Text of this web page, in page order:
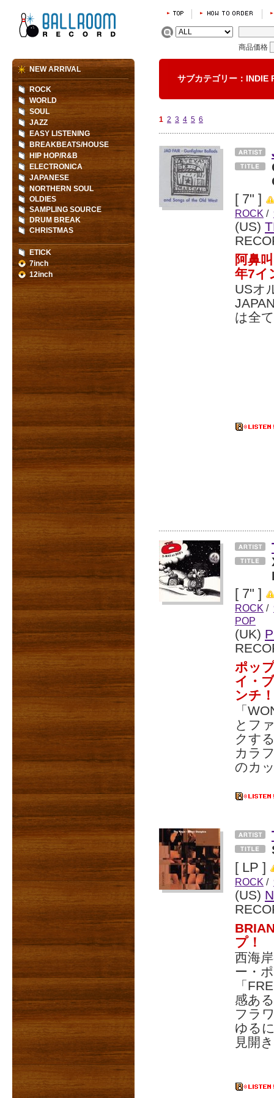
商品価格
サブカテゴリー：
1 2 3 4 5 6
[ 7" ]
ROCK /
(US)
阿鼻
年7イ
USオ
は全
[ 7" ]
ROCK /
POP
(UK)
ポッ
イ・
ンチ！
「
とフ
クす
カラ
のカ
[ LP ]
ROCK /
(US)
プ！
西海
ー・
「
感あ
フラ
ゆる
見開
NEW ARRIVAL
ROCK
WORLD
SOUL
JAZZ
EASY LISTENING
BREAKBEATS/HOUSE
HIP HOP/R&B
ELECTRONICA
JAPANESE
NORTHERN SOUL
OLDIES
SAMPLING SOURCE
DRUM BREAK
CHRISTMAS
ETICK
7inch
12inch